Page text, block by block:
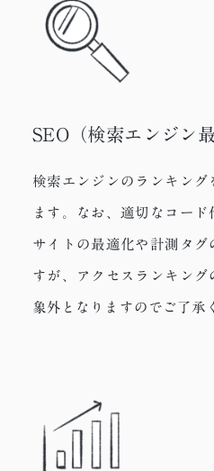
SEO（検索エンジン最
検索エンジンのランキン
ます。なお、適切なコード
サイトの最適化や計測タグ
すが、アクセスランキン
象外となりますのでご了承